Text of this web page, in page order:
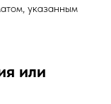
указанным
или